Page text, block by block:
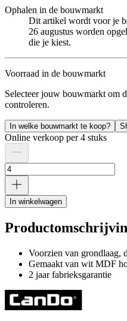
Ophalen in de bouwmarkt
Dit artikel wordt voor je
26 augustus worden
die je kiest.
Voorraad in de bouwmarkt
Selecteer jouw bouwmarkt om
controleren.
In welke bouwmarkt te koop?
Online verkoop per 4 stuks
In winkelwagen
Voorzien van grondlaag,
Gemaakt van wit MDF
2 jaar fabrieksgarantie